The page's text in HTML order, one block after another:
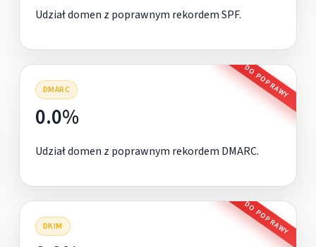
Udział domen z poprawnym rekordem SPF.
DMARC DO POPRAWY
0.0%
Udział domen z poprawnym rekordem DMARC.
DKIM DO POPRAWY